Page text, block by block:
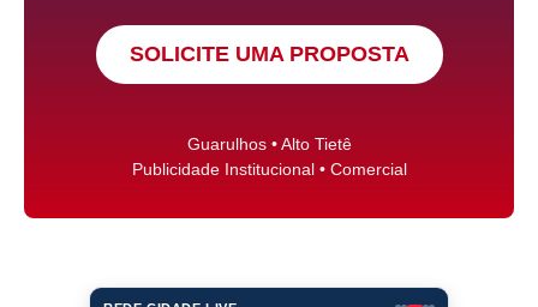
SOLICITE UMA PROPOSTA
Guarulhos • Alto Tietê
Publicidade Institucional • Comercial